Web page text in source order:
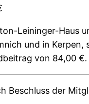
Leininger-Haus
und in
von 84,00 €.
Beschluss der